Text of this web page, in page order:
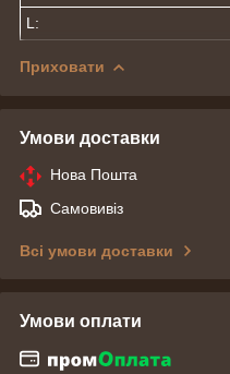
L:
Приховати
Умови доставки
Нова Пошта
Самовивіз
Всі умови доставки
Умови оплати